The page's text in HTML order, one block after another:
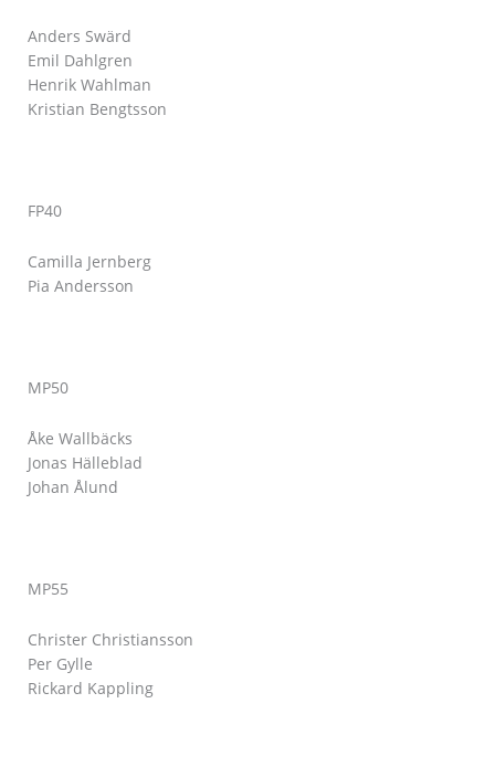
Anders Swärd
Emil Dahlgren
Henrik Wahlman
Kristian Bengtsson
FP40
Camilla Jernberg
Pia Andersson
MP50
Åke Wallbäcks
Jonas Hälleblad
Johan Ålund
MP55
Christer Christiansson
Per Gylle
Rickard Kappling